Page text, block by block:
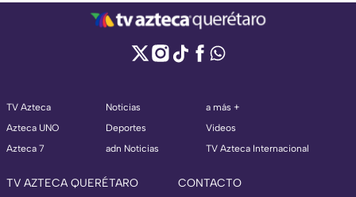
TV Azteca
Azteca UNO
Azteca 7
Noticias
Deportes
adn Noticias
a más +
Videos
TV Azteca Internacional
TV AZTECA QUERÉTARO CONTACTO